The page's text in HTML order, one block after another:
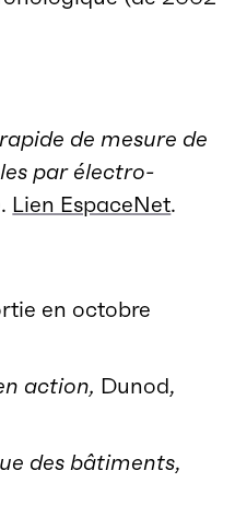
de mesure de
par électro-
Lien EspaceNet.
en octobre
action, Dunod,
des bâtiments,